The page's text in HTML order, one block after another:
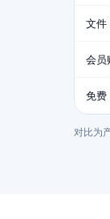
文件
会员
免费
对比为